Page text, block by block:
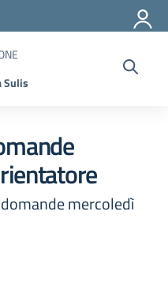
Sulis
mercoledì